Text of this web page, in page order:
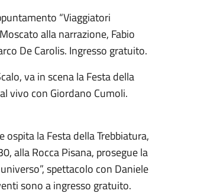
“Viaggiatori
alla narrazione, Fabio
De Carolis. Ingresso gratuito.
va in scena la Festa della
vivo con Giordano Cumoli.
la Festa della Trebbiatura,
alla Rocca Pisana, prosegue la
spettacolo con Daniele
sono a ingresso gratuito.